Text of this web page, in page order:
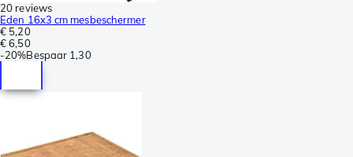
20 reviews
Eden 16x3 cm mesbeschermer
€ 5,20
€ 6,50
-20%Bespaar 1,30